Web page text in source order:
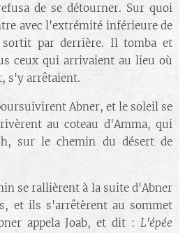
de se détourner. Sur quoi
avec l'extrémité inférieure de
par derrière. Il tomba et
ceux qui arrivaient au lieu où
s'y arrêtaient.
Abner, et le soleil se
au coteau d'Amma, qui
sur le chemin du désert de
se rallièrent à la suite d'Abner
et ils s'arrêtèrent au sommet
appela Joab, et dit :L'épée